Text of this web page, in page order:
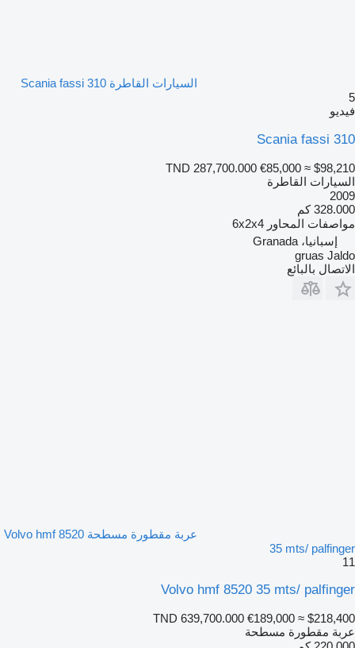
السيارات القاطرة Scania fassi 310
5
فيديو
Scania fassi 310
TND 287,700.000 €85,000 ≈ $98,210
السيارات القاطرة
2009
328.000 كم
مواصفات المحاور 6x2x4
إسبانيا، Granada
gruas Jaldo
الاتصال بالبائع
عربة مقطورة مسطحة Volvo hmf 8520
35 mts/ palfinger
11
Volvo hmf 8520 35 mts/ palfinger
TND 639,700.000 €189,000 ≈ $218,400
عربة مقطورة مسطحة